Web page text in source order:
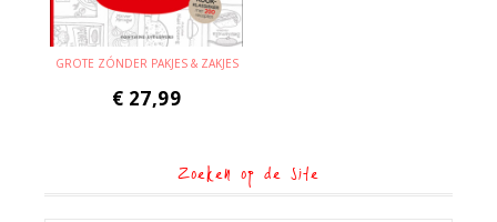
GROTE ZÓNDER PAKJES & ZAKJES
€ 27,99
Zoeken op de site